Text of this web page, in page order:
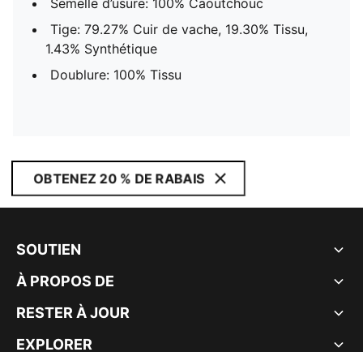
Semelle d’usure: 100% Caoutchouc
Tige: 79.27% Cuir de vache, 19.30% Tissu,
1.43% Synthétique
Doublure: 100% Tissu
OBTENEZ 20 % DE RABAIS
SOUTIEN
À PROPOS DE
RESTER À JOUR
EXPLORER